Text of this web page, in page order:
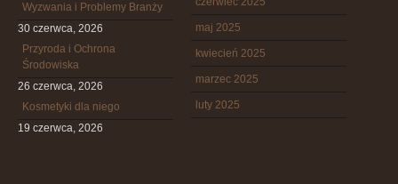
Wyzwania i Problemy Branży
30 czerwca, 2026
Przyroda i Ochrona
Środowiska
26 czerwca, 2026
Kosmetyki dla niego
19 czerwca, 2026
maj 2025
kwiecień 2025
marzec 2025
luty 2025